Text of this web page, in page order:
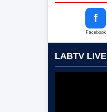
f
Facebook
LABTV LIVE